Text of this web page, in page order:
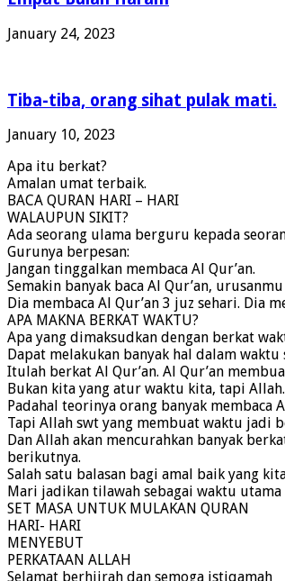
January 24, 2023
Tiba-tiba, orang sihat pulak mati.
January 10, 2023
Apa itu berkat?
Amalan umat terbaik.
BACA QURAN HARI – HARI
WALAUPUN SIKIT?
Ada seorang ulama berguru kepada
Gurunya berpesan:
Jangan tinggalkan membaca Al Qur’an.
Semakin banyak baca Al Qur’an,
Dia membaca Al Qur’an 3 juz sehari. Dia
APA MAKNA BERKAT WAKTU?
Apa yang dimaksudkan dengan berkat
Dapat melakukan banyak hal dalam waktu
Itulah berkat Al Qur’an. Al Qur’an
Bukan kita yang atur waktu kita, tapi Allah.
Padahal teorinya orang banyak membaca
Tapi Allah swt yang membuat waktu jadi
Dan Allah akan mencurahkan banyak
berikutnya.
Salah satu balasan bagi amal baik yang
Mari jadikan tilawah sebagai waktu
SET MASA UNTUK MULAKAN QURAN
HARI- HARI
MENYEBUT
PERKATAAN ALLAH
Selamat berhijrah dan semoga istiqamah